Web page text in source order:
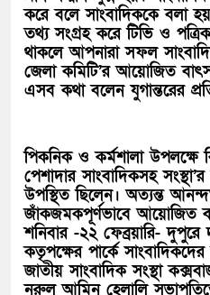
করে বলে সাংবাদিককে বলা
তথ্য সংগ্রহ করে টিভি ও
থাকলে আপনারা সফল
জেলা কমিটি’র আয়োজিত
এসব কথা বলেন যুগান্তরের
পিকনিক ও কর্মশালা উপলক্ষে
পেশাদার সাংবাদিকসহ
উপস্থিত ছিলেন। অত্যন্ত
জাঁকজমকপূর্ণভাবে আয়োজিত
শনিবার -২২ ফেব্রয়ারি- দুপুরে
কতৃপক্ষের পার্কে
জাতীয় সাংবাদিক সংস্থা
নুরুল আমিন হেলালি